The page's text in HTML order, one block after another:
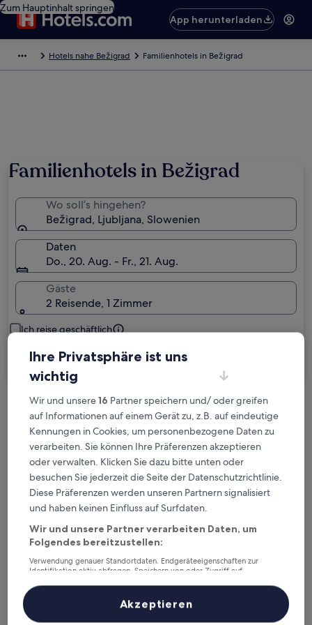
Zum Hauptinhalt springen
App herunterladen
Hotels nahe Bežigrad Familienhotels in Bežigrad
Familienhotels in Bežigrad
Wo soll’s hingehen?
Bežigrad, Ljubljana, Slowenien
Daten
Do., 20. Aug. - Fr., 21. Aug.
Gäste
2 Reisende, 1 Zimmer
Ich reise geschäftlich
Suchen
Kostenlose Stornierung bei
Planänderungen
Verdiene Prämien für jede
wahrgenommene Übernachtung
Mehr sparen mit Preisen für Mitglieder
6. Aug. - 7. Aug.
7. Aug. - 8. Aug.
Ihre Privatsphäre ist uns
wichtig
Wir und unsere16 Partner speichern und/ oder greifen
auf Informationen auf einem Gerät zu, z.B. auf eindeutige
Kennungen in Cookies, um personenbezogene Daten zu
verarbeiten. Sie können Ihre Präferenzen akzeptieren
oder verwalten. Klicken Sie dazu bitte unten oder
besuchen Sie jederzeit die Seite der Datenschutzrichtlinie.
Diese Präferenzen werden unseren Partnern signalisiert
und haben keinen Einfluss auf Surfdaten.
Wir und unsere Partner verarbeiten Daten, um
Folgendes bereitzustellen:
Verwendung genauer Standortdaten. Endgeräteeigenschaften zur
Identifikation aktiv abfragen. Speichern von oder Zugriff auf
Inhalte, Messung von Werbeleistung und der Performance von Inhalten,
Zielgruppenforschung sowie Entwicklung und Verbesserung von
Liste der Partner (Lieferanten)
Akzeptieren